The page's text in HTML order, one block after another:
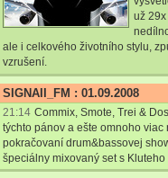
už
ale i celkového životního stylu,
vzrušení.
SIGNAII_FM : 01.09.2008
21:14 Commix, Smote, Trei &
týchto pánov a ešte omnoho
pokračovaní drum&bassovej
špeciálny mixovaný set s